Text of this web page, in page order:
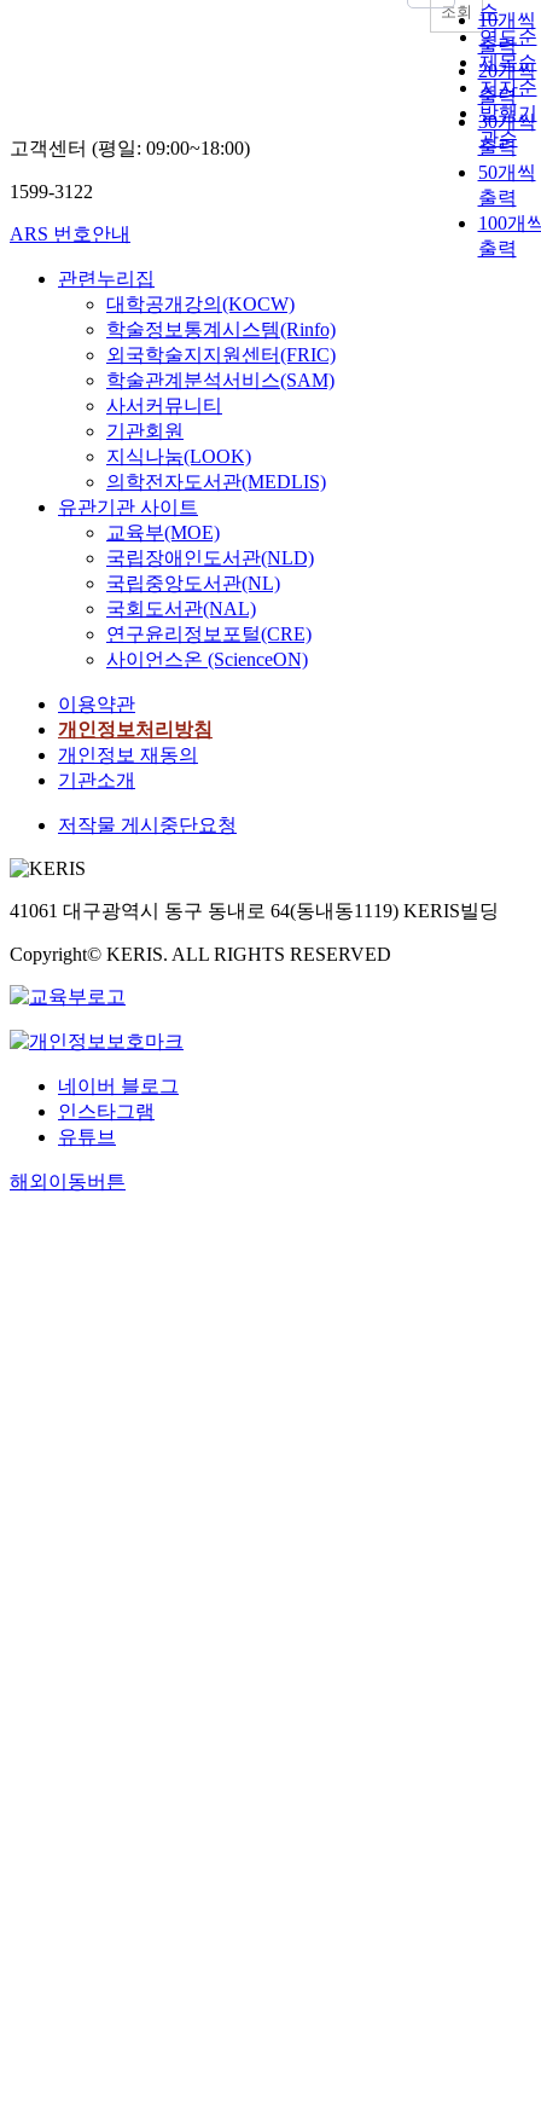
순
연도순
제목순
저자순
발행기
관순
10개씩
출력
20개씩
출력
30개씩
출력
50개씩
출력
100개
출력
조회
고객센터 (평일: 09:00~18:00)
1599-3122
ARS 번호안내
관련누리집
대학공개강의(KOCW)
학술정보통계시스템(Rinfo)
외국학술지지원센터(FRIC)
학술관계분석서비스(SAM)
사서커뮤니티
기관회원
지식나눔(LOOK)
의학전자도서관(MEDLIS)
유관기관 사이트
교육부(MOE)
국립장애인도서관(NLD)
국립중앙도서관(NL)
국회도서관(NAL)
연구윤리정보포털(CRE)
사이언스온 (ScienceON)
이용약관
개인정보처리방침
개인정보 재동의
기관소개
저작물 게시중단요청
41061 대구광역시 동구 동내로 64(동내동1119) KERIS빌딩
Copyright© KERIS. ALL RIGHTS RESERVED
네이버 블로그
인스타그램
유튜브
해외이동버튼